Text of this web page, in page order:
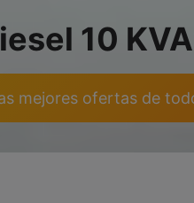
10
mejores ofertas de